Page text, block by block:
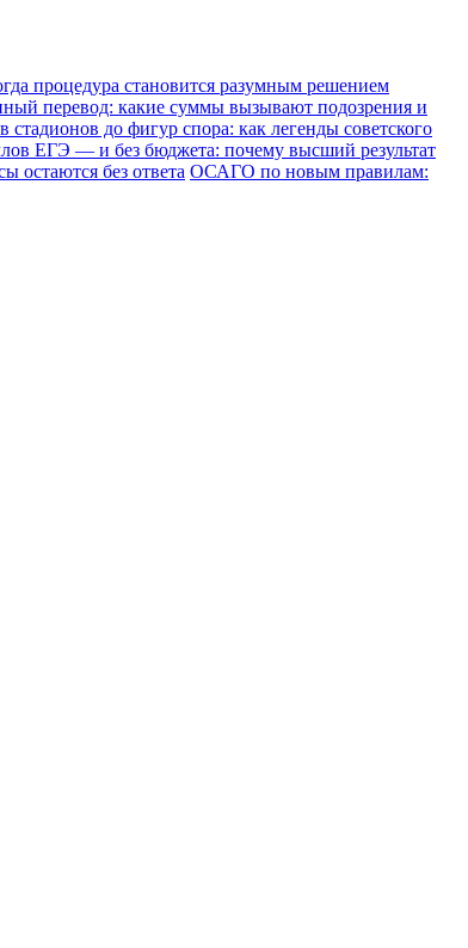
процедура становится разумным решением
перевод: какие суммы вызывают подозрения и
стадионов до фигур спора: как легенды советского
ЕГЭ — и без бюджета: почему высший результат
остаются без ответа ОСАГО по новым правилам: